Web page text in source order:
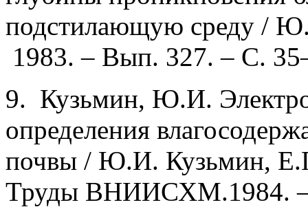
подстилающую среду /
1983. – Вып. 327. – С.
9. Кузьмин, Ю.И.
определения
почвы / Ю.И. Кузьмин,
Труды ВНИИСХМ.1984. –